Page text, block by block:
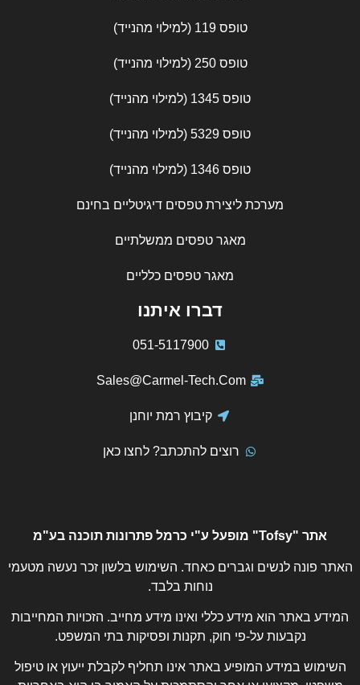
טופס 119 (למילוי מהנייד)
טופס 250 (למילוי מהנייד)
טופס 1345 (למילוי מהנייד)
טופס 5329 (למילוי מהנייד)
טופס 1346 (למילוי מהנייד)
מערכת ליצירת טפסים דיגיטליים בחינם
מאגר טפסים ממשלתיים
מאגר טפסים כלליים
דברו איתנו
051-5117900
Sales@Carmel-Tech.Com
קיבוץ רמת יוחנן
רוצים להתכתב? לחצו כאן
אתר "Tofsy" מופעל ע"י כרמל פתרונות תוכנה בע"מ
האתר פונה לנשים וגברים כאחד. השימוש בלשון זכר נעשה מטעמי
נוחות בלבד.
המידע באתר הוא מידע כללי ואינו מידע מחייב. הזכויות המחייבות
נקבעות על-פי חוק, תקנות ופסיקות בתי המשפט.
השימוש במידע המופיע באתר אינו תחליף לקבלת ייעוץ או טיפול